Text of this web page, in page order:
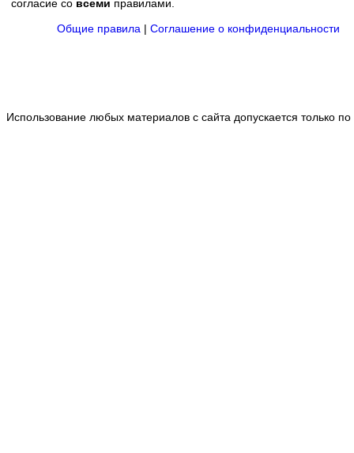
согласие со всеми правилами.
Общие правила | Соглашение о конфиденциальности
Использование любых материалов с сайта допускается только